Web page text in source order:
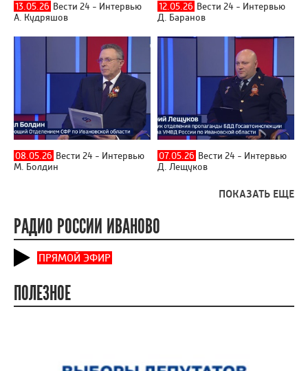
13.05.26 Вести 24 - Интервью
А. Кудряшов
12.05.26 Вести 24 - Интервью
Д. Баранов
08.05.26 Вести 24 - Интервью
М. Болдин
07.05.26 Вести 24 - Интервью
Д. Лещуков
ПОКАЗАТЬ ЕЩЕ
РАДИО РОССИИ ИВАНОВО
ПРЯМОЙ ЭФИР
ПОЛЕЗНОЕ